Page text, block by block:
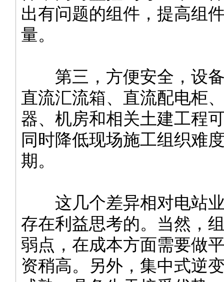
出有问题的组件，提高组
量。
第三，方便安全，设备
直流汇流箱、直流配电柜
器、机房和相关土建工程
同时降低现场施工组织难
期。
这几个差异相对电站业
存在利益思考的。当然，
弱点，在成本方面需要做
资稍高。另外，集中式逆